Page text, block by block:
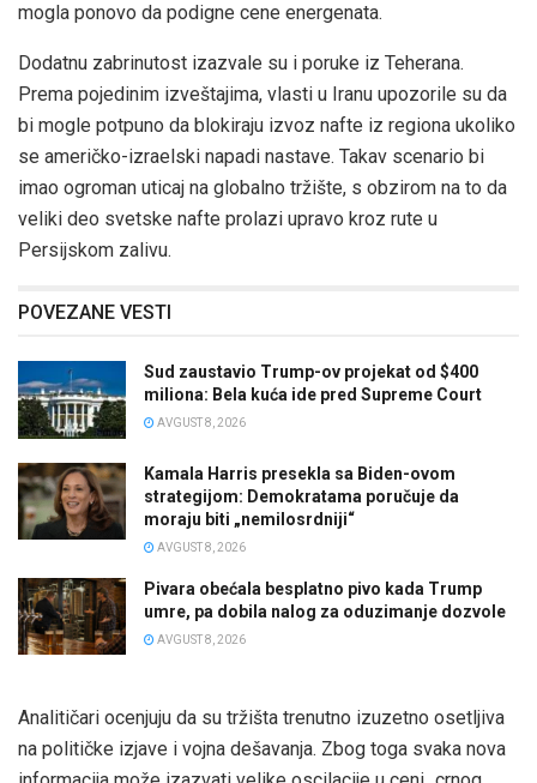
mogla ponovo da podigne cene energenata.
Dodatnu zabrinutost izazvale su i poruke iz Teherana.
Prema pojedinim izveštajima, vlasti u Iranu upozorile su da
bi mogle potpuno da blokiraju izvoz nafte iz regiona ukoliko
se američko-izraelski napadi nastave. Takav scenario bi
imao ogroman uticaj na globalno tržište, s obzirom na to da
veliki deo svetske nafte prolazi upravo kroz rute u
Persijskom zalivu.
POVEZANE VESTI
Sud zaustavio Trump-ov projekat od $400
miliona: Bela kuća ide pred Supreme Court
AVGUST 8, 2026
Kamala Harris presekla sa Biden-ovom
strategijom: Demokratama poručuje da
moraju biti „nemilosrdniji“
AVGUST 8, 2026
Pivara obećala besplatno pivo kada Trump
umre, pa dobila nalog za oduzimanje dozvole
AVGUST 8, 2026
Analitičari ocenjuju da su tržišta trenutno izuzetno osetljiva
na političke izjave i vojna dešavanja. Zbog toga svaka nova